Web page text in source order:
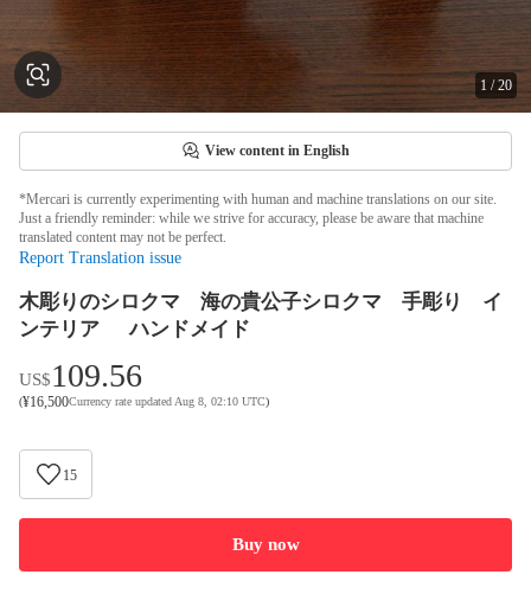
1 /20
View content in English
*Mercari is currently experimenting with human and machine translations on our site.
Just a friendly reminder: while we strive for accuracy, please be aware that machine
translated content may not be perfect.
Report Translation issue
木彫りのシロクマ 海の貴公子シロクマ 手彫り イ
ンテリア ハンドメイド
US$109.56
(¥16,500Currency rate updated Aug 8, 02:10 UTC)
15
Buy now